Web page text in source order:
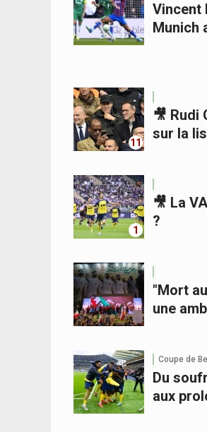
Vincent
Munich
11
🎥 Rudi
sur la
1
🎥 La
?
"Mort
une
Coupe de
Du
aux